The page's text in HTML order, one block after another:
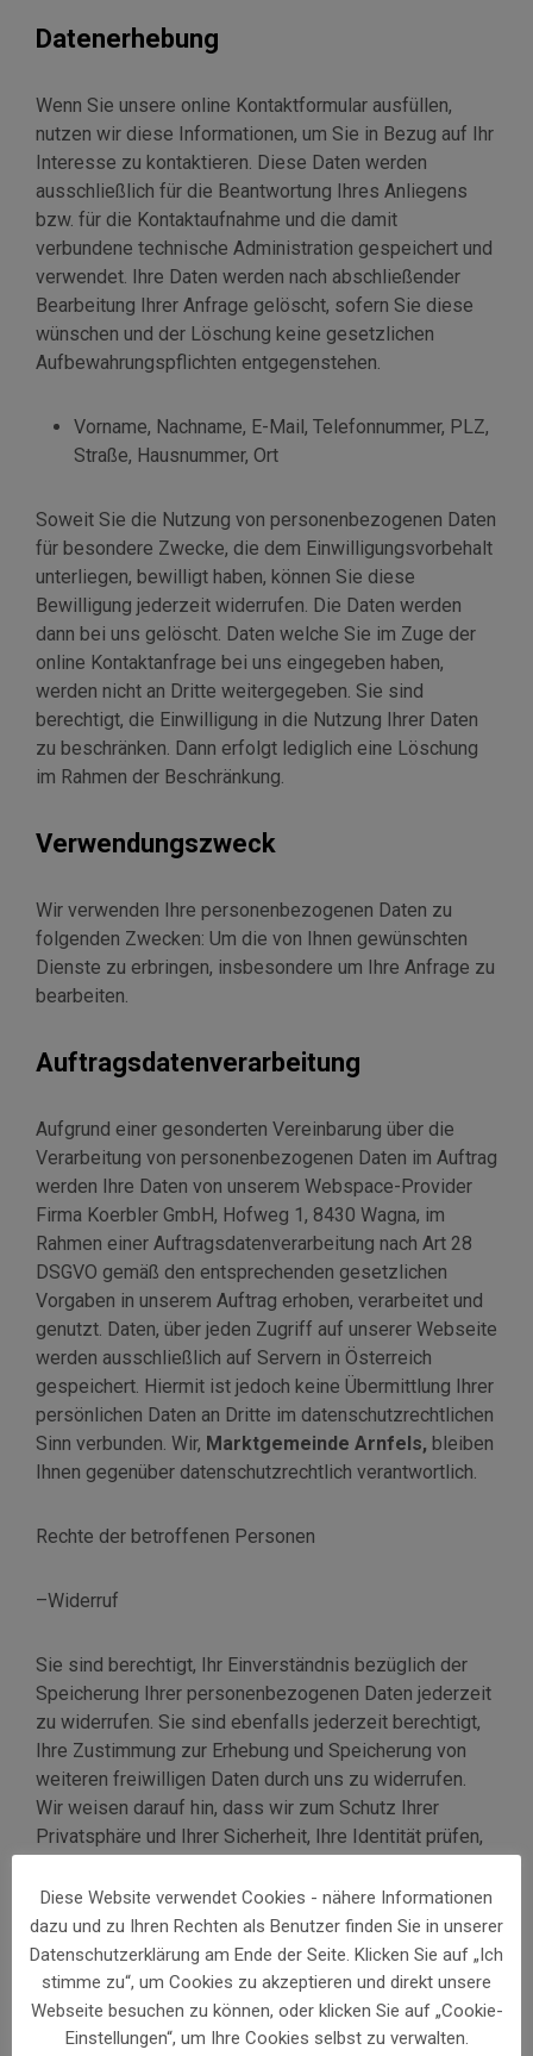
Datenerhebung
Wenn Sie unsere online Kontaktformular ausfüllen,
nutzen wir diese Informationen, um Sie in Bezug auf Ihr
Interesse zu kontaktieren. Diese Daten werden
ausschließlich für die Beantwortung Ihres Anliegens
bzw. für die Kontaktaufnahme und die damit
verbundene technische Administration gespeichert und
verwendet. Ihre Daten werden nach abschließender
Bearbeitung Ihrer Anfrage gelöscht, sofern Sie diese
wünschen und der Löschung keine gesetzlichen
Aufbewahrungspflichten entgegenstehen.
Vorname, Nachname, E-Mail, Telefonnummer, PLZ,
Straße, Hausnummer, Ort
Soweit Sie die Nutzung von personenbezogenen Daten
für besondere Zwecke, die dem Einwilligungsvorbehalt
unterliegen, bewilligt haben, können Sie diese
Bewilligung jederzeit widerrufen. Die Daten werden
dann bei uns gelöscht. Daten welche Sie im Zuge der
online Kontaktanfrage bei uns eingegeben haben,
werden nicht an Dritte weitergegeben. Sie sind
berechtigt, die Einwilligung in die Nutzung Ihrer Daten
zu beschränken. Dann erfolgt lediglich eine Löschung
im Rahmen der Beschränkung.
Verwendungszweck
Wir verwenden Ihre personenbezogenen Daten zu
folgenden Zwecken: Um die von Ihnen gewünschten
Dienste zu erbringen, insbesondere um Ihre Anfrage zu
bearbeiten.
Auftragsdatenverarbeitung
Aufgrund einer gesonderten Vereinbarung über die
Verarbeitung von personenbezogenen Daten im Auftrag
werden Ihre Daten von unserem Webspace-Provider
Firma Koerbler GmbH, Hofweg 1, 8430 Wagna, im
Rahmen einer Auftragsdatenverarbeitung nach Art 28
DSGVO gemäß den entsprechenden gesetzlichen
Vorgaben in unserem Auftrag erhoben, verarbeitet und
genutzt. Daten, über jeden Zugriff auf unserer Webseite
werden ausschließlich auf Servern in Österreich
gespeichert. Hiermit ist jedoch keine Übermittlung Ihrer
persönlichen Daten an Dritte im datenschutzrechtlichen
Sinn verbunden. Wir, Marktgemeinde Arnfels, bleiben
Ihnen gegenüber datenschutzrechtlich verantwortlich.
Rechte der betroffenen Personen
–Widerruf
Sie sind berechtigt, Ihr Einverständnis bezüglich der
Speicherung Ihrer personenbezogenen Daten jederzeit
zu widerrufen. Sie sind ebenfalls jederzeit berechtigt,
Ihre Zustimmung zur Erhebung und Speicherung von
weiteren freiwilligen Daten durch uns zu widerrufen.
Wir weisen darauf hin, dass wir zum Schutz Ihrer
Privatsphäre und Ihrer Sicherheit, Ihre Identität prüfen,
Sollten Sie der Nutzung Ihrer Daten für die Zukunft
widersprechen und/oder eine erteilte Einwilligung
widerrufen wollen, wenden Sie sich bitte möglichst
unter Beifügung einer Personalausweiskopie an
nachstehende Adresse:email@domain.at
Diese Website verwendet Cookies - nähere Informationen
dazu und zu Ihren Rechten als Benutzer finden Sie in unserer
Datenschutzerklärung am Ende der Seite. Klicken Sie auf „Ich
stimme zu“, um Cookies zu akzeptieren und direkt unsere
Webseite besuchen zu können, oder klicken Sie auf „Cookie-
Einstellungen“, um Ihre Cookies selbst zu verwalten.